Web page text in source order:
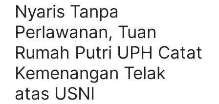
Nyaris Tanpa
Perlawanan, Tuan
Rumah Putri UPH Catat
Kemenangan Telak
atas USNI